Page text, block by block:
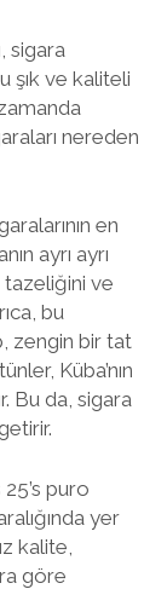
sigara
şık ve kaliteli
nereden
en
ayrı ayrı
tazeliğini ve
bu
zengin bir tat
Küba’nın
Bu da, sigara
puro
yer
kalite,
göre